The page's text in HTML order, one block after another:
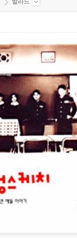
발라드